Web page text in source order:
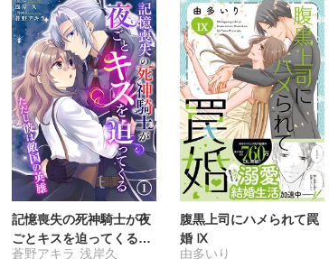
記憶喪失の死神騎士が夜
ごとキスを迫ってくる～
蒼野アキラ 浅岸久
腹黒上司にハメられて罠
婚 Ⅸ
由多いり